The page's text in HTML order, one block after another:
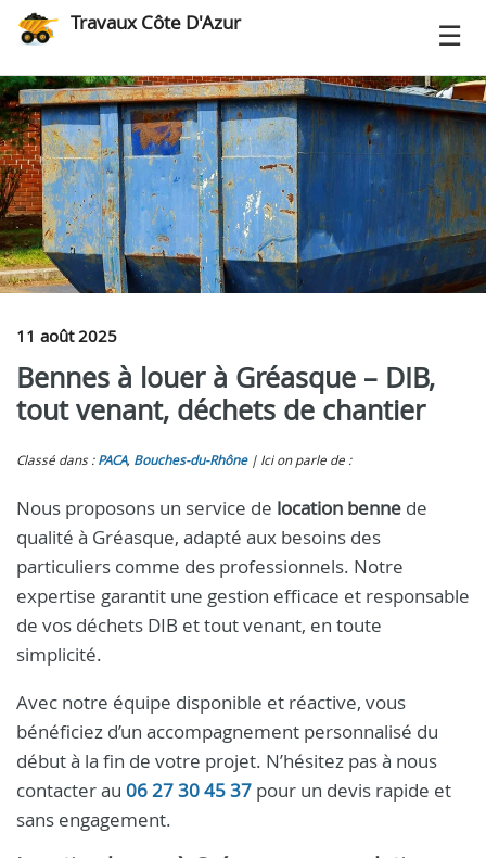
Travaux Côte D'Azur
11 août 2025
Bennes à louer à Gréasque – DIB,
tout venant, déchets de chantier
Classé dans : PACA, Bouches-du-Rhône Ici on parle de :
Nous proposons un service de location benne de
qualité à Gréasque, adapté aux besoins des
particuliers comme des professionnels. Notre
expertise garantit une gestion efficace et responsable
de vos déchets DIB et tout venant, en toute
simplicité.
Avec notre équipe disponible et réactive, vous
bénéficiez d’un accompagnement personnalisé du
début à la fin de votre projet. N’hésitez pas à nous
contacter au 06 27 30 45 37 pour un devis rapide et
sans engagement.